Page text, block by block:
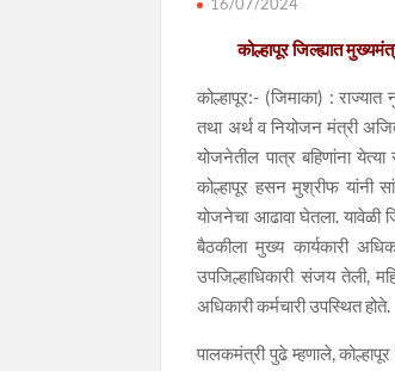
कोल्हापूर जिल्ह्यात
कोल्हापूर:- (जिमाका) :
तथा अर्थ व नियोजन मंत्री
योजनेतील पात्र बहिणांना
कोल्हापूर हसन मुश्रीफ यांनी
योजनेचा आढावा घेतला. यावेळी
बैठकीला मुख्य कार्यकारी
उपजिल्हाधिकारी संजय तेली,
अधिकारी कर्मचारी उपस्थित होते.
पालकमंत्री पुढे म्हणाले,